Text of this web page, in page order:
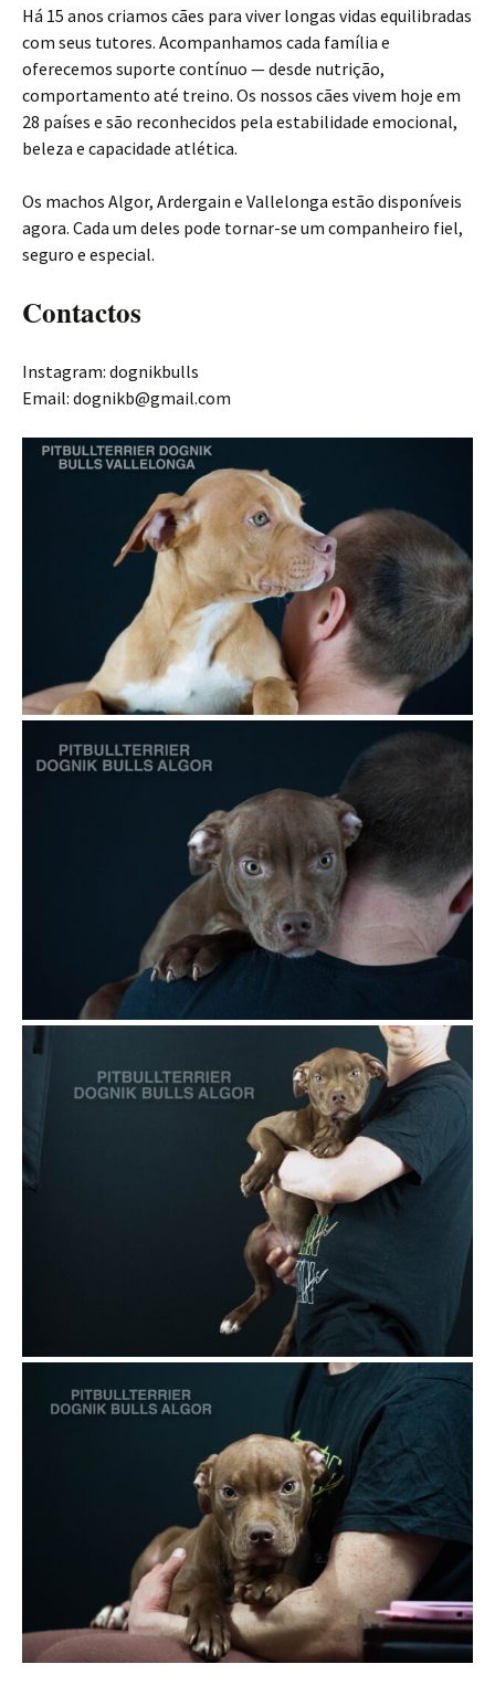
Há 15 anos criamos cães para viver longas vidas equilibradas
com seus tutores. Acompanhamos cada família e
oferecemos suporte contínuo — desde nutrição,
comportamento até treino. Os nossos cães vivem hoje em
28 países e são reconhecidos pela estabilidade emocional,
beleza e capacidade atlética.
Os machos Algor, Ardergain e Vallelonga estão disponíveis
agora. Cada um deles pode tornar-se um companheiro fiel,
seguro e especial.
Contactos
Instagram: dognikbulls
Email: dognikb@gmail.com